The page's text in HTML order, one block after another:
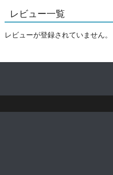
レビュー一覧
レビューが登録されていません。